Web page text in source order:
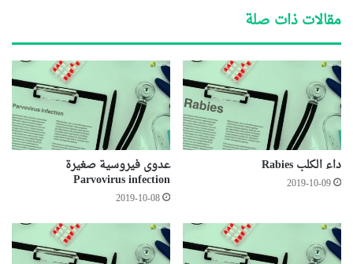
مقالات ذات صلة
داء الكلب Rabies
2019-10-09
عدوى فيروسية صغيرة
Parvovirus infection
2019-10-08